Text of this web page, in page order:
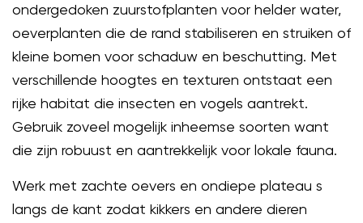
ondergedoken zuurstofplanten voor helder water,
oeverplanten die de rand stabiliseren en struiken of
kleine bomen voor schaduw en beschutting. Met
verschillende hoogtes en texturen ontstaat een
rijke habitat die insecten en vogels aantrekt.
Gebruik zoveel mogelijk inheemse soorten want
die zijn robuust en aantrekkelijk voor lokale fauna.
Werk met zachte oevers en ondiepe plateau s
langs de kant zodat kikkers en andere dieren